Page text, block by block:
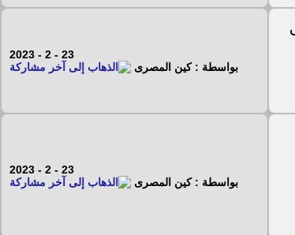
23 - 2 - 2023
بواسطة : كين المصرى
23 - 2 - 2023
بواسطة : كين المصرى